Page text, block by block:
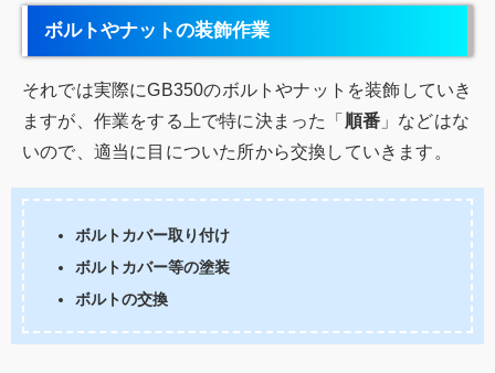
ボルトやナットの装飾作業
それでは実際にGB350のボルトやナットを装飾していき
ますが、作業をする上で特に決まった「 順番 」などはな
いので、適当に目についた所から交換していきます。
ボルトカバー取り付け
ボルトカバー等の塗装
ボルトの交換